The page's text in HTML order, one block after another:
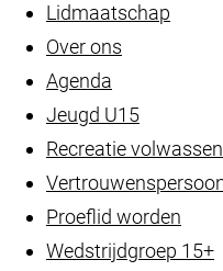
Lidmaatschap
Over ons
Agenda
Jeugd U15
Recreatie
Proeflid worden
Wedstrijdgroep 15+